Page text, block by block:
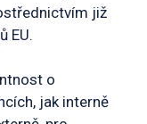
již
EU.
o
jak interně